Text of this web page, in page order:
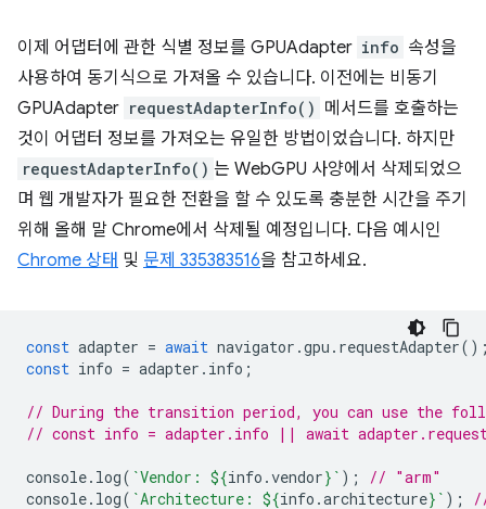
이제 어댑터에 관한 식별 정보를 GPUAdapter info 속성을
사용하여 동기식으로 가져올 수 있습니다. 이전에는 비동기
GPUAdapter requestAdapterInfo() 메서드를 호출하는
것이 어댑터 정보를 가져오는 유일한 방법이었습니다. 하지만
requestAdapterInfo() 는 WebGPU 사양에서 삭제되었으
며 웹 개발자가 필요한 전환을 할 수 있도록 충분한 시간을 주기
위해 올해 말 Chrome에서 삭제될 예정입니다. 다음 예시인
Chrome 상태 및 문제 335383516을 참고하세요.
const adapter = await navigator .gpu . requestAdapter
const info = adapter . info ;
// During the transition period, you can use the
// const info = adapter.info || await
console. log( `Vendor: ${info .vendor} ` );
// "arm"
console. log( `Architecture: ${info .architecture} ` );